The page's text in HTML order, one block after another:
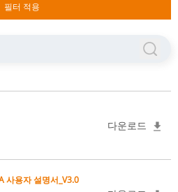
필터 적용
다운로드
사용자 설명서_V3.0